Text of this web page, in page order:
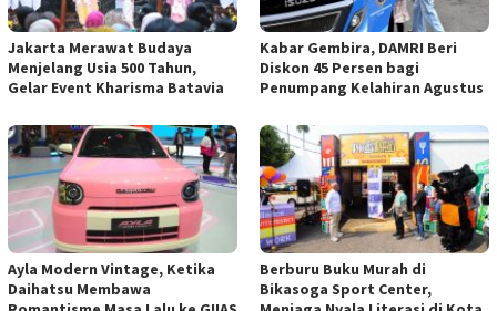
Jakarta Merawat Budaya
Menjelang Usia 500 Tahun,
Gelar Event Kharisma Batavia
Kabar Gembira, DAMRI Beri
Diskon 45 Persen bagi
Penumpang Kelahiran Agustus
Ayla Modern Vintage, Ketika
Daihatsu Membawa
Berburu Buku Murah di
Bikasoga Sport Center,